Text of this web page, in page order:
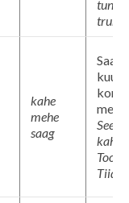
kahe
mehe
saag
See
kahe
Tiidu